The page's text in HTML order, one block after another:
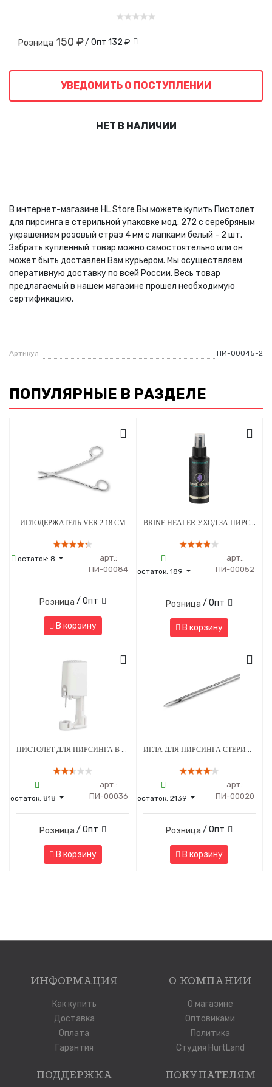
Розница 150 ₽/ Опт132 ₽
УВЕДОМИТЬ О ПОСТУПЛЕНИИ
НЕТ В НАЛИЧИИ
В интернет-магазине HL Store Вы можете купить Пистолет
для пирсинга в стерильной упаковке мод. 272 с серебряным
украшением розовый страз 4 мм с лапками белый - 2 шт.
Забрать купленный товар можно самостоятельно или он
может быть доставлен Вам курьером. Мы осуществляем
оперативную доставку по всей России. Весь товар
предлагаемый в нашем магазине прошел необходимую
сертификацию.
Артикул ПИ-00045-2
ПОПУЛЯРНЫЕ В РАЗДЕЛЕ
ИГЛОДЕРЖАТЕЛЬ VER.2 18 СМ
остаток: 8
арт.:
ПИ-00084
Розница / Опт
В корзину
BRINE HEALER УХОД ЗА ПИРСИНГОМ - СРЕДСТВО ДЛЯ ЗАЖИВЛЕНИЯ - 100 МЛ
остаток: 189
арт.:
ПИ-00052
Розница / Опт
В корзину
ПИСТОЛЕТ ДЛЯ ПИРСИНГА В СТЕРИЛЬНОЙ УПАКОВКЕ МОД. 203 С СЕРЕБРЯНЫМ УКРАШЕНИЕМ ШАРИК 3 ММ БЕЛЫЙ - 1 ШТ
остаток: 818
арт.:
ПИ-00036
Розница / Опт
В корзину
ИГЛА ДЛЯ ПИРСИНГА СТЕРИЛЬНАЯ 13G
остаток: 2139
арт.:
ПИ-00020
Розница / Опт
В корзину
ИНФОРМАЦИЯ
Как купить
Доставка
Оплата
Гарантия
О КОМПАНИИ
О магазине
Оптовиками
Политика
Студия HurtLand
ПОДДЕРЖКА ПОКУПАТЕЛЯМ